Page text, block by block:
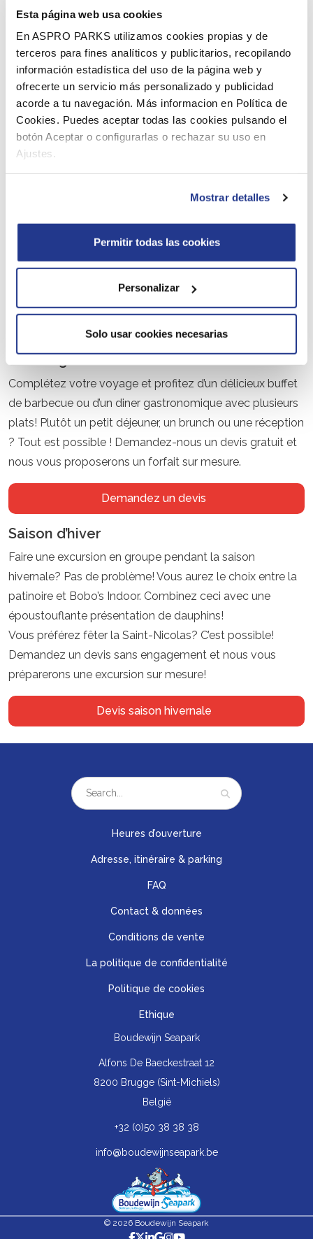
Esta página web usa cookies
En ASPRO PARKS utilizamos cookies propias y de
terceros para fines analíticos y publicitarios, recopilando
información estadística del uso de la página web y
ofrecerte un servicio más personalizado y publicidad
acorde a tu navegación. Más informacion en Política de
Cookies. Puedes aceptar todas las cookies pulsando el
botón Aceptar o configurarlas o rechazar su uso en
Ajustes.
Mostrar detalles
Permitir todas las cookies
Personalizar
Solo usar cookies necesarias
dix attractions couvertes!
Tarif de groupe saison été
La saison estivale commence pendant les vacances de
Pâques et s’achève au mois de septembre et pendant les
vacances de Toussaint
Le tarif de groupe avantageux est valable à partir de 20
personnes.
Gratuit pour les enfants plus petits que
par personne
Enfants à partir d’ un mètre et adultes: 22 €
Catering
Complétez votre voyage et profitez d’un délicieux buffet
de barbecue ou d’un diner gastronomique avec plusieurs
plats! Plutôt un petit déjeuner, un brunch ou une réception
? Tout est possible ! Demandez-nous un devis gratuit et
nous vous proposerons un forfait sur mesure.
Demandez un devis
Saison d’hiver
Faire une excursion en groupe pendant la saison
hivernale? Pas de problème! Vous aurez le choix entre la
patinoire et Bobo’s Indoor. Combinez ceci avec une
époustouflante présentation de dauphins!
Vous préférez fêter la Saint-Nicolas? C’est possible!
Demandez un devis sans engagement et nous vous
préparerons une excursion sur mesure!
Devis saison hivernale
Heures d’ouverture
Adresse, itinéraire & parking
FAQ
Contact & données
Conditions de vente
La politique de confidentialité
Politique de cookies
Ethique
Boudewijn Seapark
Alfons De Baeckestraat 12
8200 Brugge (Sint-Michiels)
België
+32 (0)50 38 38 38
info@boudewijnseapark.be
© 2026 Boudewijn Seapark